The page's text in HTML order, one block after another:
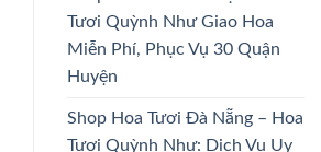
33 SẢN PHẨM 67
Tươi Quỳnh Như Giao Hoa
Miễn Phí, Phục Vụ 30 Quận
Huyện
Shop Hoa Tươi Đà Nẵng – Hoa
Tươi Quỳnh Như: Dịch Vụ Uy